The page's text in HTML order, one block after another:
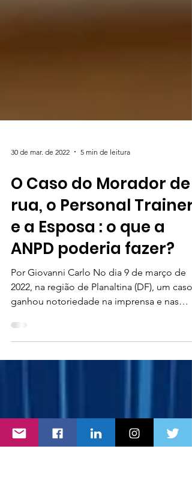
30 de mar. de 2022 5 min de leitura
O Caso do Morador de
rua, o Personal Trainer
e a Esposa : o que a
ANPD poderia fazer?
Por Giovanni Carlo No dia 9 de março de
redes sociais,...